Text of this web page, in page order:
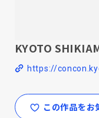
KYOTO
https://
この作品をお